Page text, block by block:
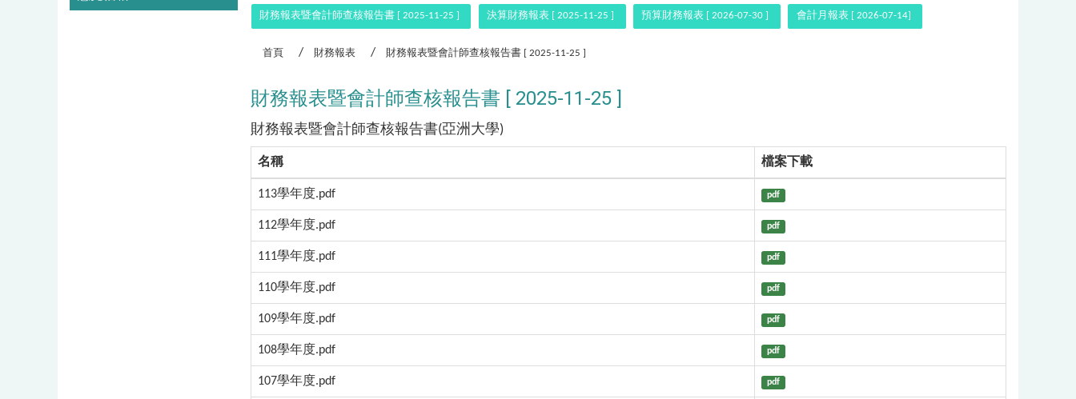
財務報表暨會計師查核報告書 [ 2025-11-25 ] 決算財務報表 [ 2025-11-25 ] 預算財務報表 [ 2026-07-30 ] 會計月報表 [ 2026-07-14]
首頁 財務報表 財務報表暨會計師查核報告書 [ 2025-11-25 ]
財務報表暨會計師查核報告書 [ 2025-11-25 ]
財務報表暨會計師查核報告書(亞洲大學)
名稱 檔案下載
113學年度.pdf pdf
112學年度.pdf pdf
111學年度.pdf pdf
110學年度.pdf pdf
109學年度.pdf pdf
108學年度.pdf pdf
107學年度.pdf pdf